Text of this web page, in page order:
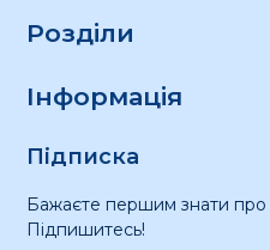
Розділи
Інформація
Підписка
Бажаєте першим знати про
Підпишитесь!